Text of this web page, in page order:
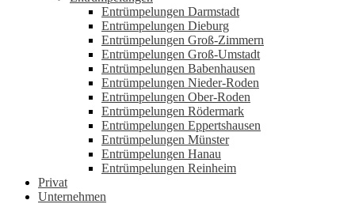
Entrümpelungen Darmstadt
Entrümpelungen Dieburg
Entrümpelungen Groß-Zimmern
Entrümpelungen Groß-Umstadt
Entrümpelungen Babenhausen
Entrümpelungen Nieder-Roden
Entrümpelungen Ober-Roden
Entrümpelungen Rödermark
Entrümpelungen Eppertshausen
Entrümpelungen Münster
Entrümpelungen Hanau
Entrümpelungen Reinheim
Privat
Unternehmen